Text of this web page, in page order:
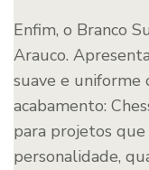
Enfim, o Branco
Arauco.
suave e uniforme
acabamento:
para projetos
personalidade,